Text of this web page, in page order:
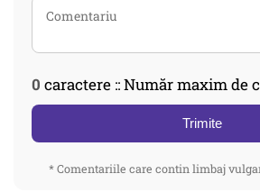
0 caractere :: Număr maxim de
Trimite
* Comentariile care contin limbaj